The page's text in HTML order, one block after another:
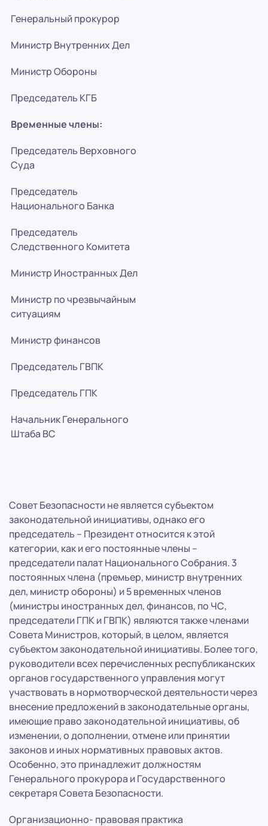
Генеральный прокурор
Министр Внутренних Дел
Министр Обороны
Председатель КГБ
Временные члены:
Председатель Верховного
Суда
Председатель
Национального Банка
Председатель
Следственного Комитета
Министр Иностранных Дел
Министр по чрезвычайным
ситуациям
Министр финансов
Председатель ГВПК
Председатель ГПК
Начальник Генерального
Штаба ВС
Совет Безопасности не является субъектом
законодательной инициативы, однако его
председатель – Президент относится к этой
категории, как и его постоянные члены –
председатели палат Национального Собрания. 3
постоянных члена (премьер, министр внутренних
дел, министр обороны) и 5 временных членов
(министры иностранных дел, финансов, по ЧС,
председатели ГПК и ГВПК) являются также членами
Совета Министров, который, в целом, является
субъектом законодательной инициативы. Более того,
руководители всех перечисленных республиканских
органов государственного управления могут
участвовать в нормотворческой деятельности через
внесение предложений в законодательные органы,
имеющие право законодательной инициативы, об
изменении, о дополнении, отмене или принятии
законов и иных нормативных правовых актов.
Особенно, это принадлежит должностям
Генерального прокурора и Государственного
секретаря Совета Безопасности.
Организационно- правовая практика